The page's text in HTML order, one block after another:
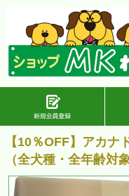
【10％OFF】アカ
（全犬種・全年齢対